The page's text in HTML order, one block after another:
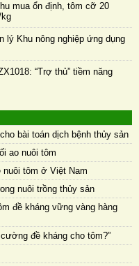
mua ổn định, tôm cỡ 20
lý Khu nông nghiệp ứng dụng
“Trợ thủ” tiềm năng
bài toán dịch bệnh thủy sản
ao nuôi tôm
nuôi tôm ở Việt Nam
nuôi trồng thủy sản
đề kháng vững vàng hàng
đề kháng cho tôm?”